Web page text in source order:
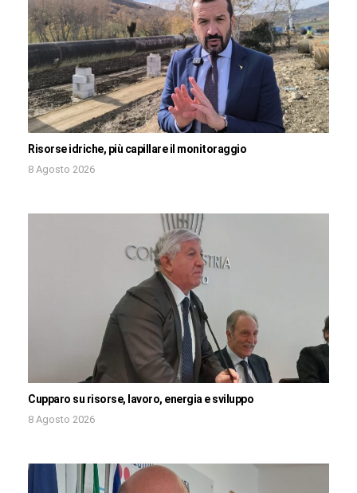
Risorse idriche, più capillare il monitoraggio
8 Agosto 2026
Cupparo su risorse, lavoro, energia e sviluppo
8 Agosto 2026